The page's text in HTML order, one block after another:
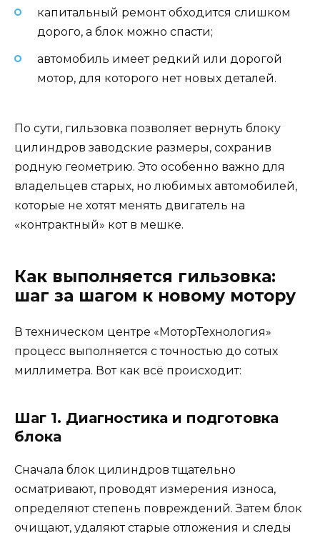
капитальный ремонт обходится слишком
дорого, а блок можно спасти;
автомобиль имеет редкий или дорогой
мотор, для которого нет новых деталей.
По сути, гильзовка позволяет вернуть блоку
цилиндров заводские размеры, сохранив
родную геометрию. Это особенно важно для
владельцев старых, но любимых автомобилей,
которые не хотят менять двигатель на
«контрактный» кот в мешке.
Как выполняется гильзовка:
шаг за шагом к новому мотору
В техническом центре «МоторТехнология»
процесс выполняется с точностью до сотых
миллиметра. Вот как всё происходит:
Шаг 1. Диагностика и подготовка
блока
Сначала блок цилиндров тщательно
осматривают, проводят измерения износа,
определяют степень повреждений. Затем блок
очищают, удаляют старые отложения и следы